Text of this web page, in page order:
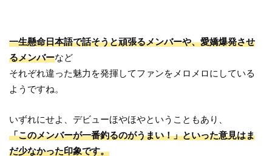
一生懸命日本語で話そうと頑張るメンバーや、愛嬌爆発させ
るメンバーなど
それぞれ違った魅力を発揮してファンをメロメロにしている
ようですね。
いずれにせよ、デビューほやほやということもあり、
「このメンバーが一番釣るのがうまい！」といった意見はま
だ少なかった印象です。